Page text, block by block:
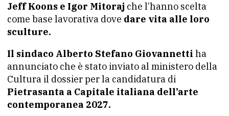
Jeff Koons e Igor Mitoraj che l’hanno scelta
come base lavorativa dove dare vita alle loro
sculture.
Il sindaco Alberto Stefano Giovannetti ha
annunciato che è stato inviato al ministero della
Cultura il dossier per la candidatura di
Pietrasanta a Capitale italiana dell’arte
contemporanea 2027.